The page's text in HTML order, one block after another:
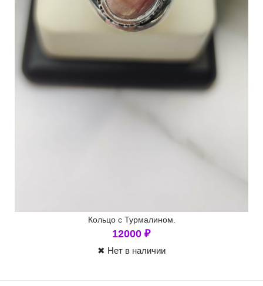
Кольцо с Турмалином.
12000 ₽
✖ Нет в наличии